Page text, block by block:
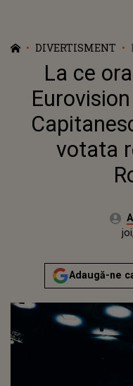
DIVERTISMENT
La ce
votata
Adaugă-ne